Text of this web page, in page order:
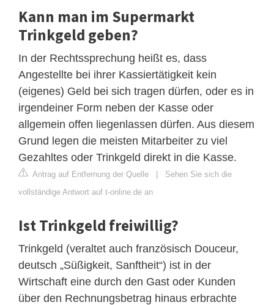
Kann man im Supermarkt
Trinkgeld geben?
In der Rechtssprechung heißt es, dass
Angestellte bei ihrer Kassiertätigkeit kein
(eigenes) Geld bei sich tragen dürfen, oder es in
irgendeiner Form neben der Kasse oder
allgemein offen liegenlassen dürfen. Aus diesem
Grund legen die meisten Mitarbeiter zu viel
Gezahltes oder Trinkgeld direkt in die Kasse.
Antrag auf Entfernung der Quelle | Sehen Sie sich die
vollständige Antwort auf t-online.de an
Ist Trinkgeld freiwillig?
Trinkgeld (veraltet auch französisch Douceur,
deutsch „Süßigkeit, Sanftheit“) ist in der
Wirtschaft eine durch den Gast oder Kunden
über den Rechnungsbetrag hinaus erbrachte